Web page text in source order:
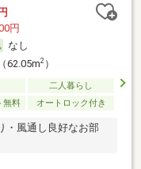
円
なし
62.05m2）
二人暮らし
無料 オートロック付き
・風通し良好なお部